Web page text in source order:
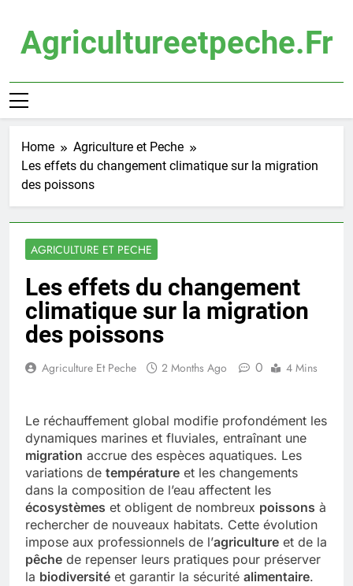
contentAgricultureetpeche.fr
Home
Agriculture et Peche
Les effets du changement climatique sur la migration
des poissons
AGRICULTURE ET PECHE
Les effets du changement
climatique sur la migration
des poissons
Agriculture Et Peche 2 Months Ago 0 4 Mins
Le réchauffement global modifie profondément les
dynamiques marines et fluviales, entraînant une
migration accrue des espèces aquatiques. Les
variations de température et les changements
dans la composition de l’eau affectent les
écosystèmes et obligent de nombreux poissons à
rechercher de nouveaux habitats. Cette évolution
impose aux professionnels de l’agriculture et de la
pêche de repenser leurs pratiques pour préserver
la biodiversité et garantir la sécurité alimentaire.